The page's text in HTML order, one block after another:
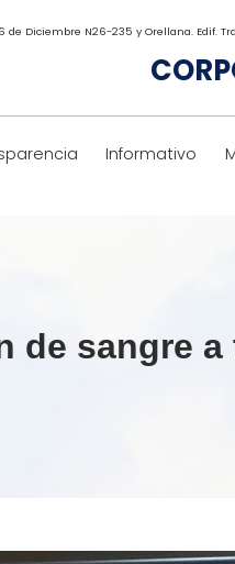
de Diciembre N26-235 y Orellana. Edif.
Informativo
de sangre